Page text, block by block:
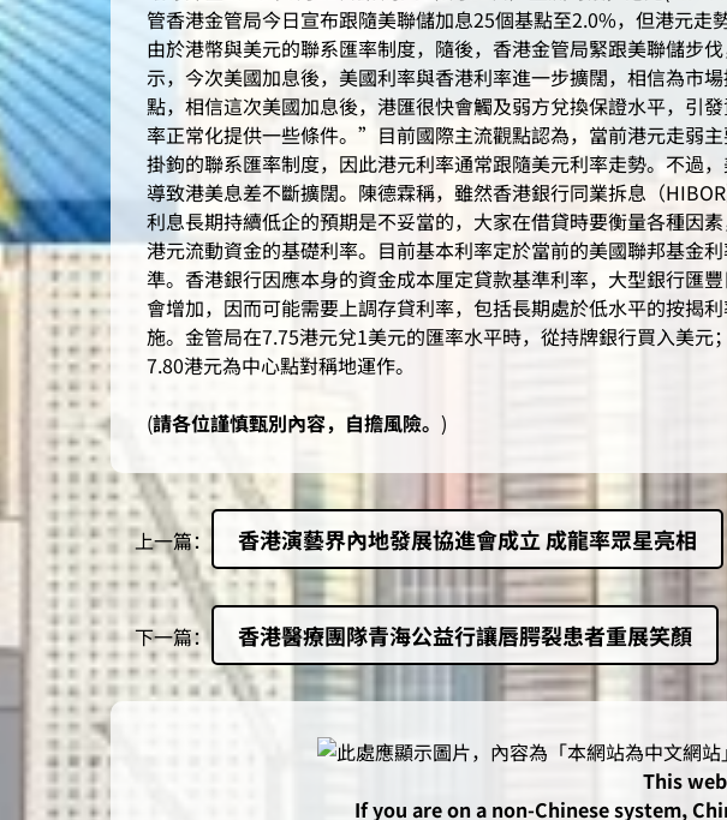
管香港金管局今日宣布跟隨美聯儲加息25個基點至2.0%，但港元走
由於港幣與美元的聯系匯率制度，隨後，香港金管局緊跟美聯儲步
示，今次美國加息後，美國利率與香港利率進一步擴闊，相信為市
點，相信這次美國加息後，港匯很快會觸及弱方兌換保證水平，引
率正常化提供一些條件。”目前國際主流觀點認為，當前港元走弱
掛鉤的聯系匯率制度，因此港元利率通常跟隨美元利率走勢。不過
導致港美息差不斷擴闊。陳德霖稱，雖然香港銀行同業拆息（
利息長期持續低企的預期是不妥當的，大家在借貸時要衡量各種因
港元流動資金的基礎利率。目前基本利率定於當前的美國聯邦基金
準。香港銀行因應本身的資金成本厘定貸款基準利率，大型銀行
會增加，因而可能需要上調存貸利率，包括長期處於低水平的按揭
施。金管局在7.75港元兌1美元的匯率水平時，從持牌銀行買入美
7.80港元為中心點對稱地運作。
(請各位謹慎甄別內容，自擔風險。 )
上一篇： 香港演藝界內地發展協進會成立 成龍率眾星亮相
下一篇： 香港醫療團隊青海公益行讓唇腭裂患者重展笑顏
This
If you are on a non-Chinese system,